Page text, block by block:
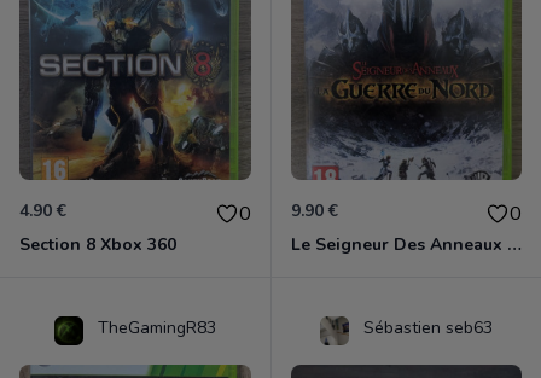
4.90 € 0
Section 8 Xbox 360
9.90 € 0
Le Seigneur Des Anneaux - La Guerre Du Nord Xbox 360
TheGamingR83 Sébastien seb63